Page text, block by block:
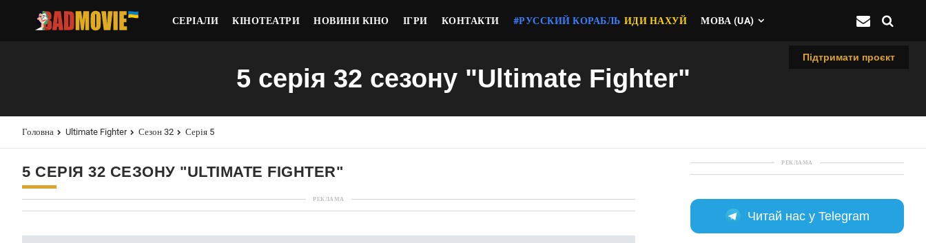
СЕРІАЛИ КІНОТЕАТРИ НОВИНИ КІНО ІГРИ КОНТАКТИ #РУССКИЙ КОРАБЛЬ ИДИ НАХУЙ МОВА (UA)
Підтримати проєкт
5 серія 32 сезону "Ultimate Fighter"
Головна Ultimate Fighter Сезон 32 Серія 5
5 СЕРІЯ 32 СЕЗОНУ "ULTIMATE FIGHTER"
РЕКЛАМА
РЕКЛАМА
Читай нас у Telegram